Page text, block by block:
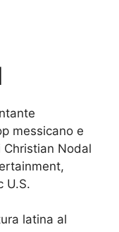
messicano e
Nodal
U.S.
latina al